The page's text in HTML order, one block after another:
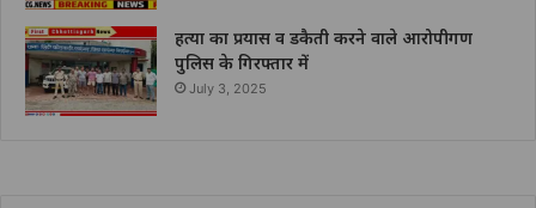
हत्या का प्रयास व डकैती करने वाले आरोपीगण
पुलिस के गिरफ्तार में
July 3, 2025